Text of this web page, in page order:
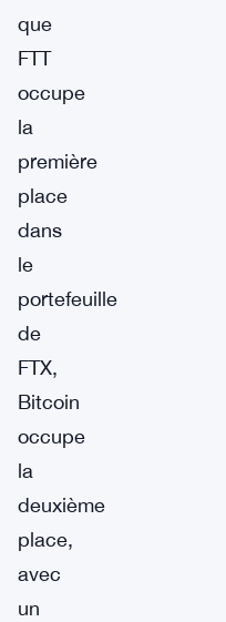
que
FTT
occupe
la
première
place
dans
le
portefeuille
de
FTX,
Bitcoin
occupe
la
deuxième
place,
avec
un